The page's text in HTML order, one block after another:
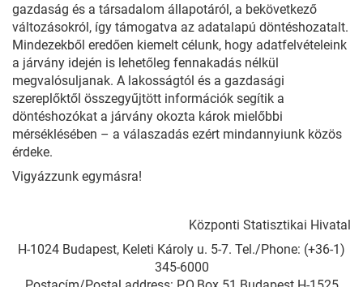
gazdaság és a társadalom állapotáról, a bekövetkező
változásokról, így támogatva az adatalapú döntéshozatalt.
Mindezekből eredően kiemelt célunk, hogy adatfelvételeink
a járvány idején is lehetőleg fennakadás nélkül
megvalósuljanak. A lakosságtól és a gazdasági
szereplőktől összegyűjtött információk segítik a
döntéshozókat a járvány okozta károk mielőbbi
mérséklésében – a válaszadás ezért mindannyiunk közös
érdeke.
Vigyázzunk egymásra!
Központi Statisztikai Hivatal
H-1024 Budapest, Keleti Károly u. 5-7. Tel./Phone: (+36-1)
345-6000